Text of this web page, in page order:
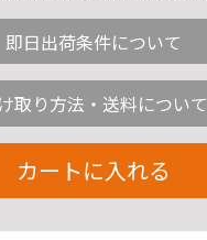
即日出荷条件について
取り方法・送料について
カートに入れる